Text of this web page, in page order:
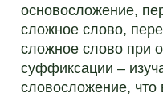
основосложение,
сложное слово,
сложное слово при
суффиксации –
словосложение, что